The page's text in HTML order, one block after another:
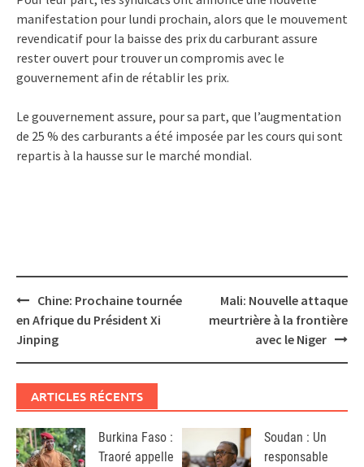
manifestation pour lundi prochain, alors que le mouvement
revendicatif pour la baisse des prix du carburant assure
rester ouvert pour trouver un compromis avec le
gouvernement afin de rétablir les prix.
Le gouvernement assure, pour sa part, que l’augmentation
de 25 % des carburants a été imposée par les cours qui sont
repartis à la hausse sur le marché mondial.
Post
navigation
Chine: Prochaine tournée
en Afrique du Président Xi
Jinping
Mali: Nouvelle attaque
meurtrière à la frontière
avec le Niger
ARTICLES RÉCENTS
Burkina Faso :
Traoré appelle
Soudan : Un
responsable